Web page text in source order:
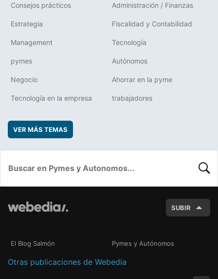
Consejos prácticos Administración / Finanzas
Estrategia Fiscalidad y Contabilidad
Management Tecnología
pymes Autónomos
Negocio Ahorrar en la pyme
Tecnología en la empresa trabajadores
VER MÁS TEMAS
SUBIR
El Blog Salmón Pymes y Autónomos
Otras publicaciones de Webedia